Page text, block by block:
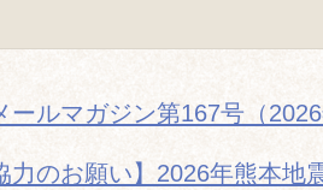
ルマガジン第167号（
力のお願い】2026年熊本地